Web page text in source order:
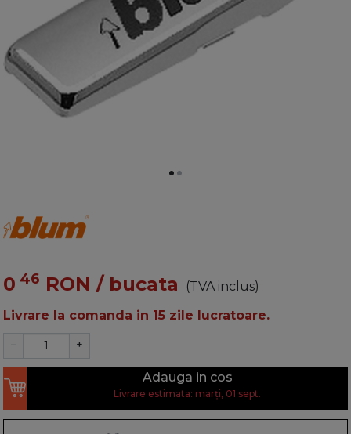
0 46 RON / bucata
(TVA inclus)
Livrare la comanda in 15 zile lucratoare.
− +
Adauga in cos
Livrare estimata: marți, 01 sept.